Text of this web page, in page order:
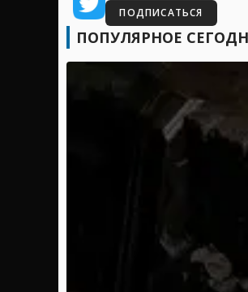
ПОДПИСАТЬСЯ
ПОПУЛЯРНОЕ